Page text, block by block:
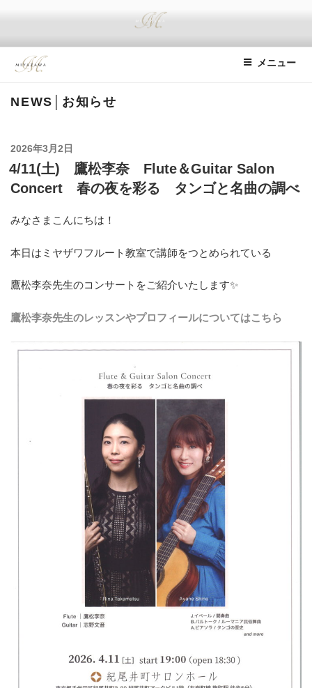
ミヤザワフルート
メニュー
NEWS│お知らせ
投
稿
2026年3月2日
4/11(土) 鷹松李奈 Flute＆Guitar Salon
Concert 春の夜を彩る タンゴと名曲の調べ
みなさまこんにちは！
本日はミヤザワフルート教室で講師をつとめられている
鷹松李奈先生のコンサートをご紹介いたします✨
鷹松李奈先生のレッスンやプロフィールについてはこちら